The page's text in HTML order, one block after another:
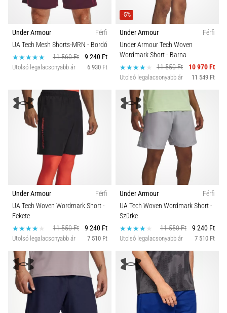
Under Armour
Férfi
UA Tech Mesh Shorts-MRN - Bordó
11 560 Ft
9 240 Ft
Utolsó legalacsonyabb ár 6 930 Ft
-5%
Under Armour
Férfi
Under Armour Tech Woven
Wordmark Short- Barna
11 550 Ft
10 970 Ft
Utolsó legalacsonyabb ár 11 549 Ft
Under Armour
Férfi
UA Tech Woven Wordmark Short-
Fekete
11 550 Ft
9 240 Ft
Utolsó legalacsonyabb ár 7 510 Ft
Under Armour
Férfi
UA Tech Woven Wordmark Short-
Szürke
11 550 Ft
9 240 Ft
Utolsó legalacsonyabb ár 7 510 Ft